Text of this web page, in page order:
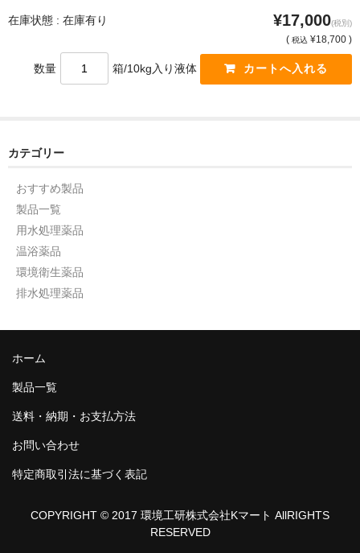
在庫状態 : 在庫有り ¥17,000(税別)
( 税込 ¥18,700 )
数量 箱/10kg入り液体
カテゴリー
おすすめ製品
製品一覧
用水処理薬品
温浴薬品
環境衛生薬品
排水処理薬品
ホーム
製品一覧
送料・納期・お支払方法
お問い合わせ
特定商取引法に基づく表記
COPYRIGHT © 2017 環境工研株式会社Kマート AllRIGHTS
RESERVED